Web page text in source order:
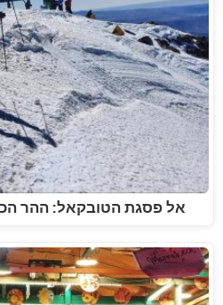
אל פסגת הטובקאל: ההר